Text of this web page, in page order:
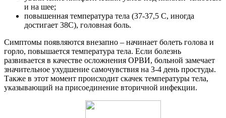
и на шее;
повышенная температура тела (37-37,5 С, иногда
достигает 38С), головная боль.
Симптомы появляются внезапно – начинает болеть голова и
горло, повышается температура тела. Если болезнь
развивается в качестве осложнения ОРВИ, больной замечает
значительное ухудшение самочувствия на 3-4 день простуды.
Также в этот момент происходит скачек температуры тела,
указывающий на присоединение вторичной инфекции.